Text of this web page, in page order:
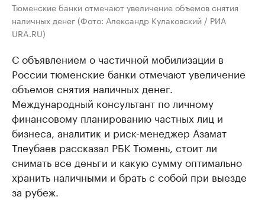
Тюменские банки отмечают увеличение объемов снятия
наличных денег (Фото: Александр Кулаковский / РИА
URA.RU)
С объявлением о частичной мобилизации в
России тюменские банки отмечают увеличение
объемов снятия наличных денег.
Международный консультант по личному
финансовому планированию частных лиц и
бизнеса, аналитик и риск-менеджер Азамат
Тлеубаев рассказал РБК Тюмень, стоит ли
снимать все деньги и какую сумму оптимально
хранить наличными и брать с собой при выезде
за рубеж.